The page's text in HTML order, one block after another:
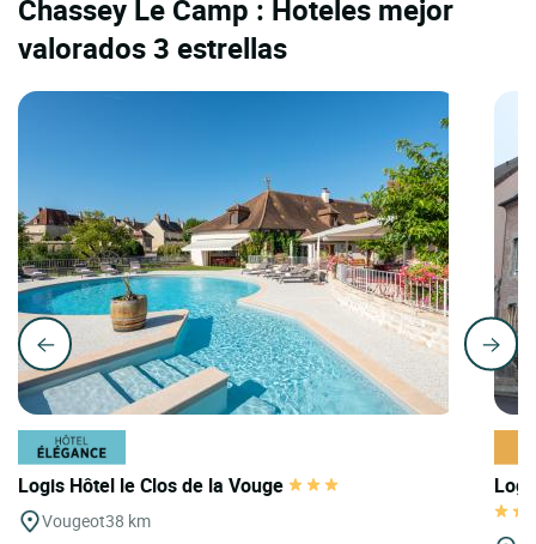
Chassey Le Camp : Hoteles mejor
valorados 3 estrellas
Logis Hôtel le Clos de la Vouge
Vougeot38 km